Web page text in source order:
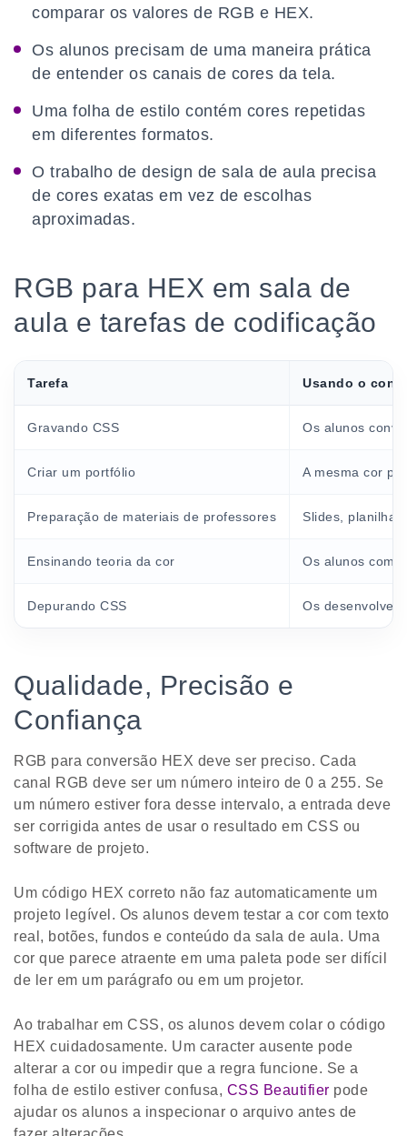
comparar os valores de RGB e HEX.
Os alunos precisam de uma maneira prática
de entender os canais de cores da tela.
Uma folha de estilo contém cores repetidas
em diferentes formatos.
O trabalho de design de sala de aula precisa
de cores exatas em vez de escolhas
aproximadas.
RGB para HEX em sala de
aula e tarefas de codificação
Tarefa Usando o
Gravando CSS Os alunos
Criar um portfólio A mesma cor
Preparação de materiais de professores Slides,
Ensinando teoria da cor Os alunos
Depurando CSS Os
Qualidade, Precisão e
Confiança
RGB para conversão HEX deve ser preciso. Cada
canal RGB deve ser um número inteiro de 0 a 255. Se
um número estiver fora desse intervalo, a entrada deve
ser corrigida antes de usar o resultado em CSS ou
software de projeto.
Um código HEX correto não faz automaticamente um
projeto legível. Os alunos devem testar a cor com texto
real, botões, fundos e conteúdo da sala de aula. Uma
cor que parece atraente em uma paleta pode ser difícil
de ler em um parágrafo ou em um projetor.
Ao trabalhar em CSS, os alunos devem colar o código
HEX cuidadosamente. Um caracter ausente pode
alterar a cor ou impedir que a regra funcione. Se a
folha de estilo estiver confusa, CSS Beautifier pode
ajudar os alunos a inspecionar o arquivo antes de